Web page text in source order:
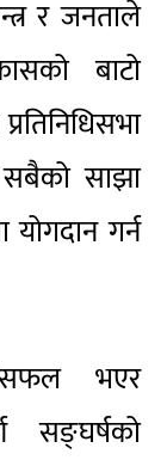
र जनताले
बाटो
साझा
गर्न
भएर
सङ्घर्षको